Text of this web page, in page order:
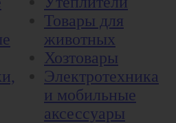
Товары для
животных
Хозтовары
Электротехника
и мобильные
аксессуары